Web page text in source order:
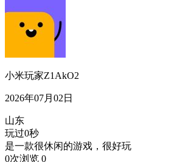
小米玩家Z1AkO2
2026年07月02日
山东
玩过0秒
是一款很休闲的游戏，很好玩
0次浏览 0